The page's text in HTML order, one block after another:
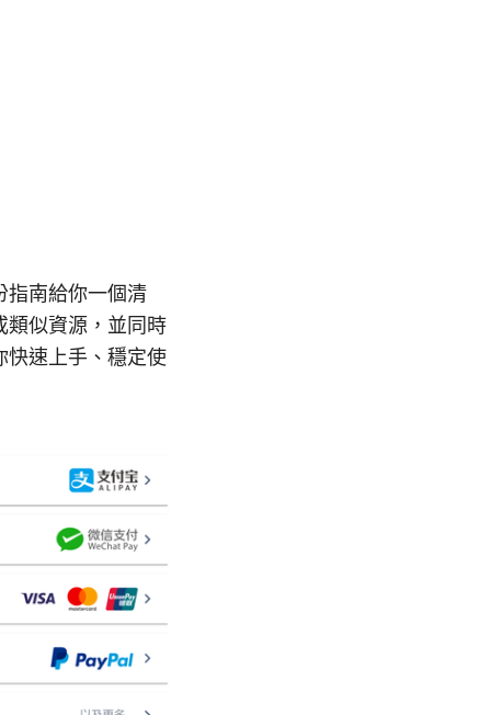
指南給你一個清
類似資源，並同時
快速上手、穩定使